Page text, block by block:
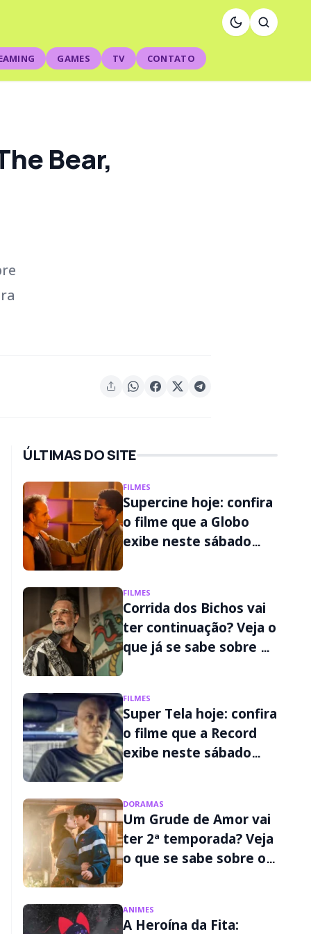
GAMES TV CONTATO
Bear,
ÚLTIMAS DO SITE
FILMES
Supercine hoje: confira
o filme que a Globo
exibe neste sábado
FILMES
Corrida dos Bichos vai
ter continuação? Veja o
que já se sabe sobre o
FILMES
Super Tela hoje: confira
o filme que a Record
exibe neste sábado
DORAMAS
Um Grude de Amor vai
ter 2ª temporada? Veja
o que se sabe sobre o
ANIMES
A Heroína da Fita: